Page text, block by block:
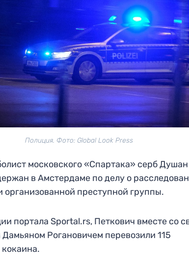
Полиция. Фото: Global Look Press
московского «Спартака» серб Душан
в Амстердаме по делу о
организованной преступной группы.
портала Sportal.rs, Петкович вместе со
Рогановичем перевозили 115